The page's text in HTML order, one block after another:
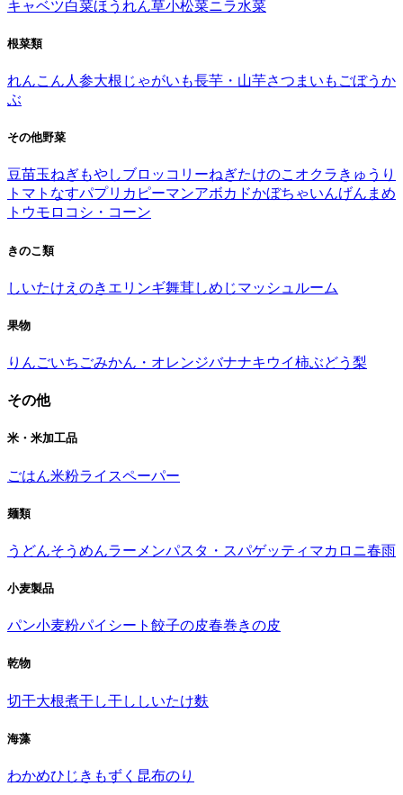
キャベツ白菜ほうれん草小松菜ニラ水菜
根菜類
れんこん 人参大根 じゃがいも長芋・山芋さつまいも ごぼう か
ぶ
その他野菜
豆苗玉ねぎもやしブロッコリーねぎたけのこ オクラ きゅうり
トマト なすパプリカ ピーマンアボカドかぼちゃいんげんまめ
トウモロコシ・コーン
きのこ類
しいたけ えのき エリンギ舞茸しめじマッシュルーム
果物
りんごいちごみかん・オレンジバナナキウイ柿ぶどう 梨
その他
米・米加工品
ごはん米粉ライスペーパー
麺類
うどんそうめんラーメンパスタ・スパゲッティ マカロニ春雨
小麦製品
パン小麦粉パイシート 餃子の皮春巻きの皮
乾物
切干大根煮干し干ししいたけ麩
海藻
わかめひじき もずく 昆布のり